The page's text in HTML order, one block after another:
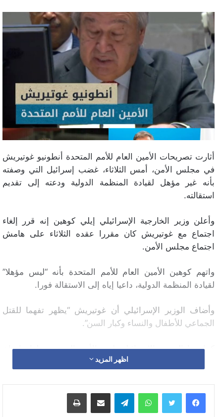
أثارت تصريحات الأمين العام للأمم المتحدة أنطونيو غوتيريش
في مجلس الأمن، أمس الثلاثاء، غضب إسرائيل التي وصفته
بأنه غير مؤهل لقيادة المنظمة الدولية ودعته إلى تقديم
استقالته.
وأعلن وزير الخارجية الإسرائيلي إيلي كوهين إنه قرر إلغاء
اجتماع مع غوتيريش كان مقررا عقده الثلاثاء على هامش
اجتماع مجلس الأمن.
واتهم كوهين الأمين العام للأمم المتحدة بأنه “ليس مؤهلا”
لقيادة المنظمة الدولية، داعيا إياه إلى الاستقالة فورا.
وأضاف الوزير الإسرائيلي أن غوتيريش “يظهر تفهما للقتل
الجماعي للأطفال والنساء وكبار السن”.
كما دعا السفير الإسرائيلي لدى الأمم المتحدة جلعاد إردان
الأمين العام إلى الاستقالة، وقال -في منشور على منصة
وأعلن جلعاد إردان، أن إسرائيل سترفض منح تأشيرات
لمسؤولي المنظمة الدولية، بعد تصريحات أمينها العام أنطونيو
اظهر المزيد
واتساب تيلقرام مشاركة عبر البريد طباعة